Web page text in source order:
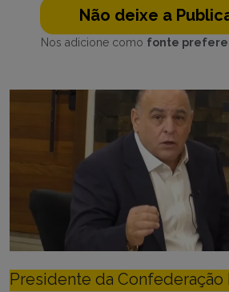
Não deixe a
Nos adicione como fonte
Presidente da Confederação